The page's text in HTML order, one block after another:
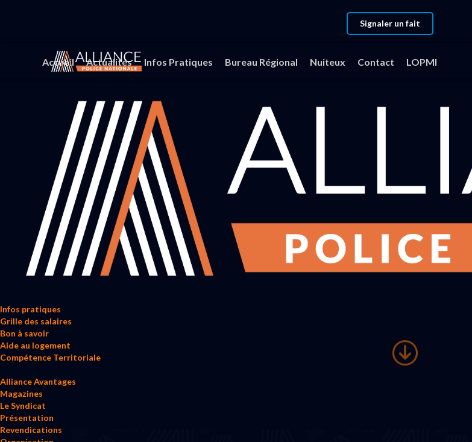
Signaler un fait
Accueil Actualités Infos Pratiques Bureau Régional Nuiteux Contact LOPMI
Infos pratiques
Grille des salaires
Bon à savoir
Aide au logement
Compétence Territoriale
Alliance Avantages
Magazines
Le Syndicat
Présentation
Revendications